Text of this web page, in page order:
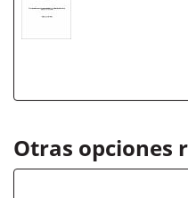
Otras opciones